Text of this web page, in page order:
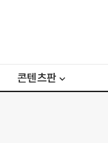
콘텐츠판